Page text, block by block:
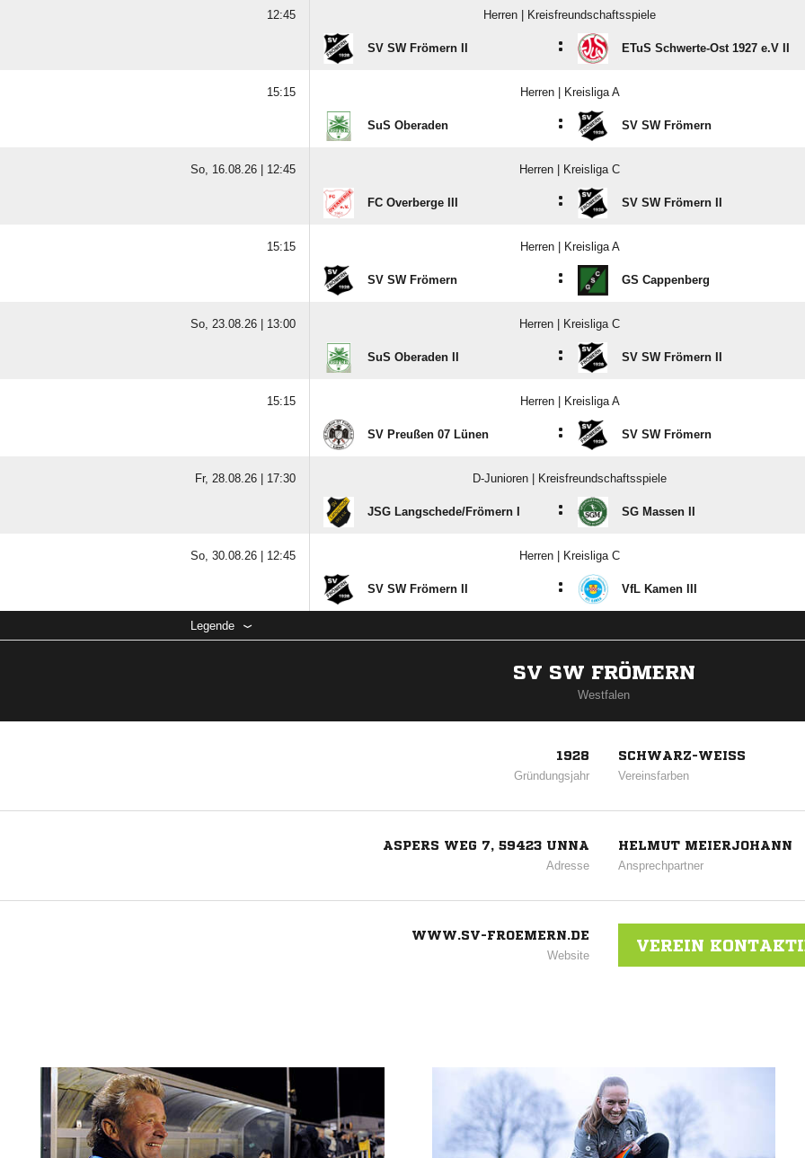
12:45 Herren | Kreisfreundschaftsspiele
SV SW Frömern II : ETuS Schwerte-Ost 1927 e.V II
15:15 Herren | Kreisliga A
SuS Oberaden : SV SW Frömern
So, 16.08.26 | 12:45 Herren | Kreisliga C
FC Overberge III : SV SW Frömern II
15:15 Herren | Kreisliga A
SV SW Frömern : GS Cappenberg
So, 23.08.26 | 13:00 Herren | Kreisliga C
SuS Oberaden II : SV SW Frömern II
15:15 Herren | Kreisliga A
SV Preußen 07 Lünen : SV SW Frömern
Fr, 28.08.26 | 17:30 D-Junioren | Kreisfreundschaftsspiele
JSG Langschede/​Frömern I : SG Massen II
So, 30.08.26 | 12:45 Herren | Kreisliga C
SV SW Frömern II : VfL Kamen III
Legende
SV SW FRÖMERN
Westfalen
1928
Gründungsjahr
SCHWARZ-WEISS
Vereinsfarben
ASPERS WEG 7, 59423 UNNA
Adresse
HELMUT MEIERJOHANN
Ansprechpartner
WWW.SV-FROEMERN.DE
Website
VEREIN